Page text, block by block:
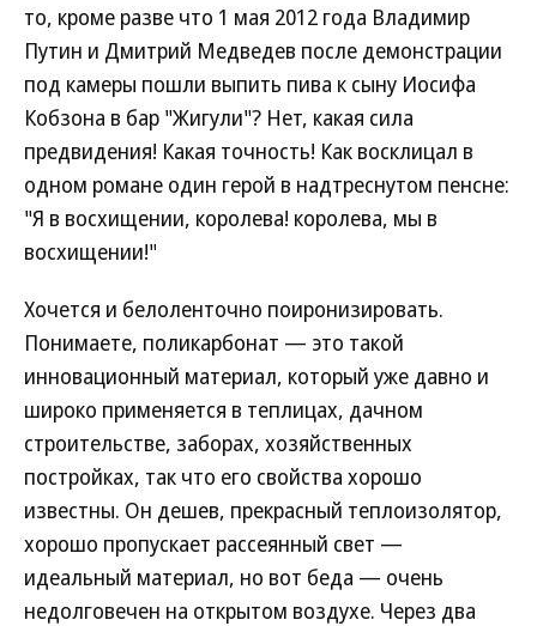
то, кроме разве что 1 мая 2012 года Владимир
Путин и Дмитрий Медведев после демонстрации
под камеры пошли выпить пива к сыну Иосифа
Кобзона в бар "Жигули"? Нет, какая сила
предвидения! Какая точность! Как восклицал в
одном романе один герой в надтреснутом пенсне:
"Я в восхищении, королева! королева, мы в
восхищении!"
Хочется и белоленточно поиронизировать.
Понимаете, поликарбонат — это такой
инновационный материал, который уже давно и
широко применяется в теплицах, дачном
строительстве, заборах, хозяйственных
постройках, так что его свойства хорошо
известны. Он дешев, прекрасный теплоизолятор,
хорошо пропускает рассеянный свет —
идеальный материал, но вот беда — очень
недолговечен на открытом воздухе. Через два